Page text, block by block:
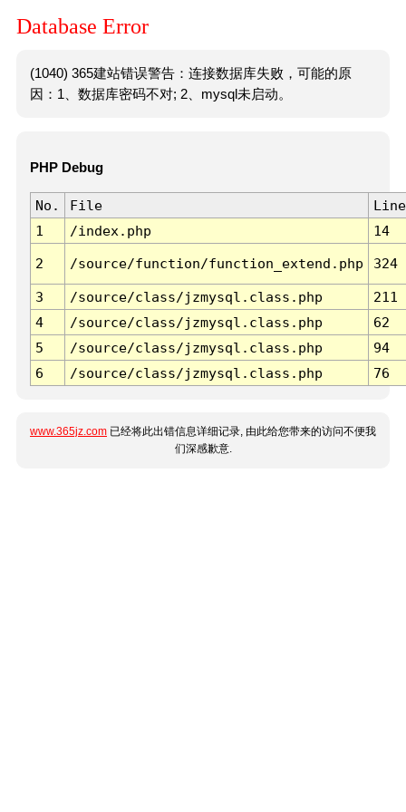
Database Error
(1040) 365建站错误警告：连接数据库失败，可能的原
因：1、数据库密码不对; 2、mysql未启动。
PHP Debug
No. File
Line
1
/index.php 14
2 /source/function/function_extend.php 324
3 /source/class/jzmysql.class.php
211
4
/source/class/jzmysql.class.php
62
5
/source/class/jzmysql.class.php
94
6
/source/class/jzmysql.class.php 76
www.365jz.com 已经将此出错信息详细记录, 由此给您带来的访问不便我
们深感歉意.